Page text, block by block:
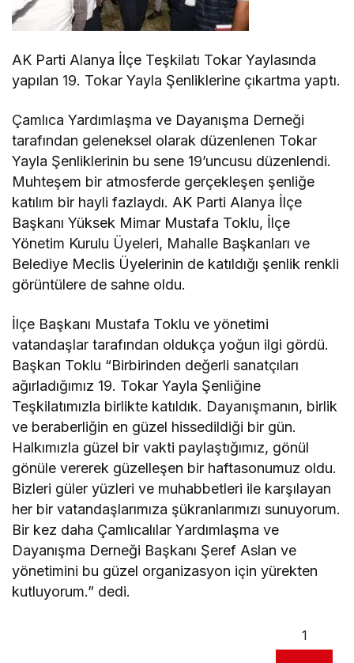
AK Parti Alanya İlçe Teşkilatı Tokar Yaylasında
yapılan 19. Tokar Yayla Şenliklerine çıkartma yaptı.
Çamlıca Yardımlaşma ve Dayanışma Derneği
tarafından geleneksel olarak düzenlenen Tokar
Yayla Şenliklerinin bu sene 19’uncusu düzenlendi.
Muhteşem bir atmosferde gerçekleşen şenliğe
katılım bir hayli fazlaydı. AK Parti Alanya İlçe
Başkanı Yüksek Mimar Mustafa Toklu, İlçe
Yönetim Kurulu Üyeleri, Mahalle Başkanları ve
Belediye Meclis Üyelerinin de katıldığı şenlik renkli
görüntülere de sahne oldu.
İlçe Başkanı Mustafa Toklu ve yönetimi
vatandaşlar tarafından oldukça yoğun ilgi gördü.
Başkan Toklu “Birbirinden değerli sanatçıları
ağırladığımız 19. Tokar Yayla Şenliğine
Teşkilatımızla birlikte katıldık. Dayanışmanın, birlik
ve beraberliğin en güzel hissedildiği bir gün.
Halkımızla güzel bir vakti paylaştığımız, gönül
gönüle vererek güzelleşen bir haftasonumuz oldu.
Bizleri güler yüzleri ve muhabbetleri ile karşılayan
her bir vatandaşlarımıza şükranlarımızı sunuyorum.
Bir kez daha Çamlıcalılar Yardımlaşma ve
Dayanışma Derneği Başkanı Şeref Aslan ve
yönetimini bu güzel organizasyon için yürekten
kutluyorum.” dedi.
1